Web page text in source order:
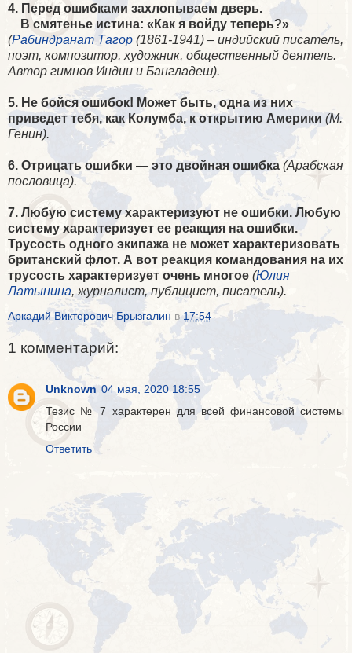
4. Перед ошибками захлопываем дверь.
В смятенье истина: «Как я войду теперь?»
(Рабиндранат Тагор (1861-1941) – индийский писатель,
поэт, композитор, художник, общественный деятель.
Автор гимнов Индии и Бангладеш).
5. Не бойся ошибок! Может быть, одна из них
приведет тебя, как Колумба, к открытию Америки (М.
Генин).
6. Отрицать ошибки — это двойная ошибка (Арабская
пословица).
7. Любую систему характеризуют не ошибки. Любую
систему характеризует ее реакция на ошибки.
Трусость одного экипажа не может характеризовать
британский флот. А вот реакция командования на их
трусость характеризует очень многое (Юлия
Латынина, журналист, публицист, писатель).
Аркадий Викторович Брызгалин в17:54
1 комментарий:
Unknown 04 мая, 2020 18:55
Тезис № 7 характерен для всей финансовой системы
России
Ответить